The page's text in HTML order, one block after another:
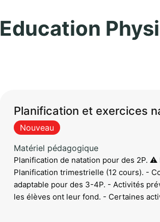
Education
Planification et exercices
Nouveau
Matériel pédagogique
Planification de natation pour des 2P.
Planification trimestrielle (12 cours). -
adaptable pour des 3-4P. - Activités
les élèves ont leur fond. - Certaines